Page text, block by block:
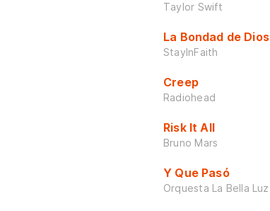
Taylor Swift
La Bondad de Dios
StayInFaith
Creep
Radiohead
Risk It All
Bruno Mars
Y Que Pasó
Orquesta La Bella Luz